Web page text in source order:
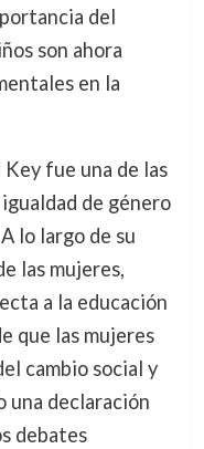
del
son ahora
en la
fue una de las
de género
lo largo de su
las mujeres,
a la educación
que las mujeres
cambio social y
una declaración
debates